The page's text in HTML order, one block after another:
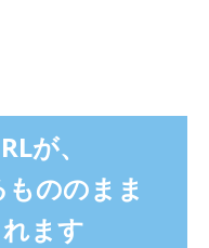
が、
ののまま
ます